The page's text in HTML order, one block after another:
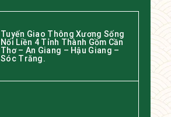
Tuyến Giao Thông Xương Sống
Nối Liền 4 Tỉnh Thành Gồm Cần
Thơ – An Giang – Hậu Giang –
Sóc Trăng.